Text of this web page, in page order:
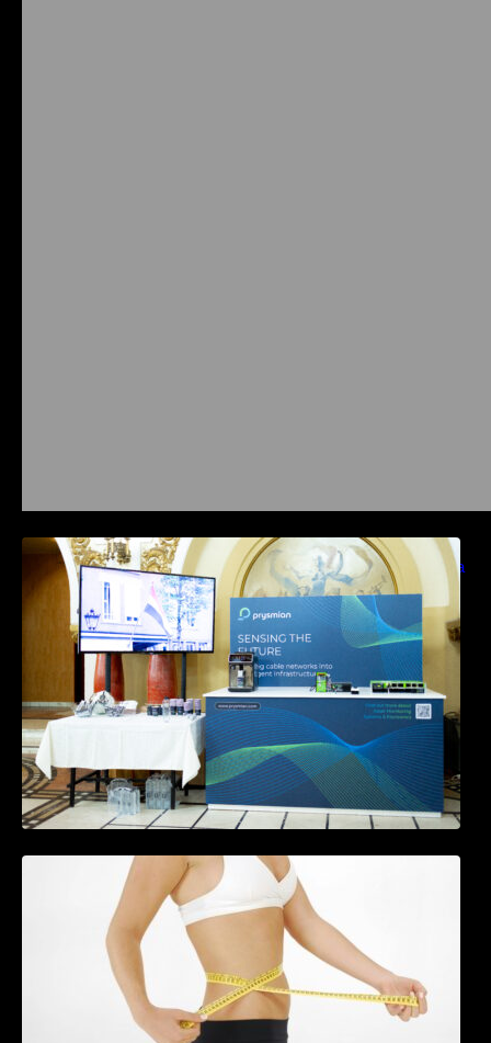
Prysmian aduce la COMM26 tehnologii de
sensing si Digital Energy pentru monitorizarea
in timp real a infrastrucrutilor critice
Tratamentul Wegovy® generează o scădere
în greutate de până la 22,6% la femei în
perioada menopauzei și reduce la jumătate
riscul de migrene